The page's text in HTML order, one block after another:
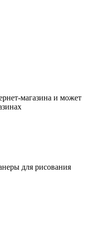
магазина и может
для рисования